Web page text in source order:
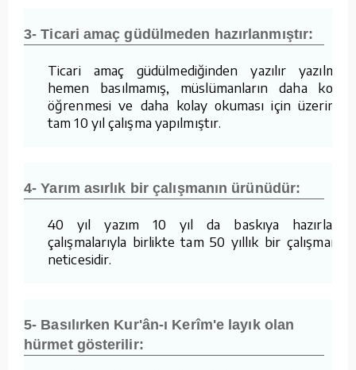
3- Ticari amaç güdülmeden hazırlanmıştır:
Ticari amaç güdülmediğinden yazılır yazılmaz
hemen basılmamış, müslümanların daha kolay
öğrenmesi ve daha kolay okuması için üzerinde
tam 10 yıl çalışma yapılmıştır.
4- Yarım asırlık bir çalışmanın ürünüdür:
40 yıl yazım 10 yıl da baskıya hazırlama
çalışmalarıyla birlikte tam 50 yıllık bir çalışmanın
neticesidir.
5- Basılırken Kur'ân-ı Kerîm'e layık olan
hürmet gösterilir: